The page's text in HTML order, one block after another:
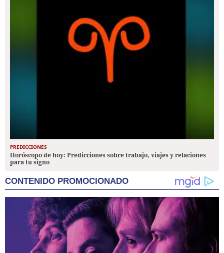
PREDICCIONES
Horóscopo de hoy: Predicciones sobre trabajo, viajes y relaciones
para tu signo
CONTENIDO PROMOCIONADO